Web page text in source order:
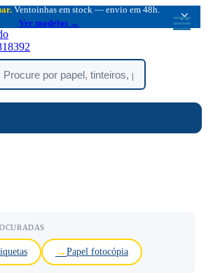
Ventoinhas em stock — envio em 48h.
Ver modelos →
×
:
Papel fotocópia